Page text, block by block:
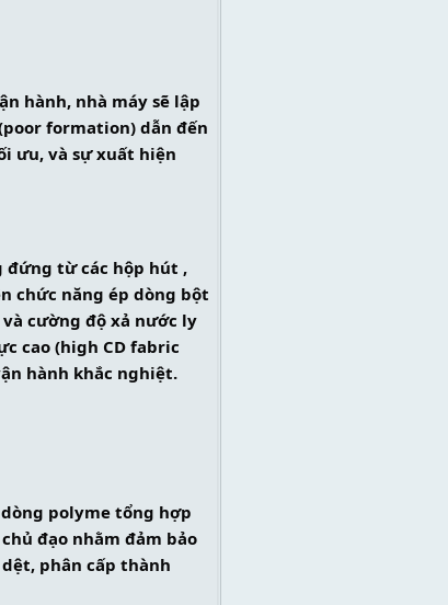
hành, nhà máy sẽ lập
formation) dẫn đến
ưu, và sự xuất hiện
từ các hộp hút ,
chức năng ép dòng bột
cường độ xả nước ly
cao (high CD fabric
hành khắc nghiệt.
polyme tổng hợp
đạo nhằm đảm bảo
phân cấp thành